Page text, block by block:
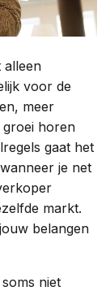
alleen
voor de
meer
groei horen
gaat het
je net
markt.
belangen
niet